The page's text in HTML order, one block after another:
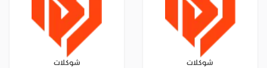
شوكلات شوكلات